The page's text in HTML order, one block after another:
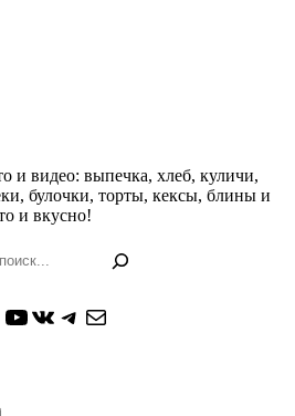
и видео: выпечка, хлеб, куличи,
булочки, торты, кексы, блины и
и вкусно!
YouTube
ВКонтакте
Telegram
Почта